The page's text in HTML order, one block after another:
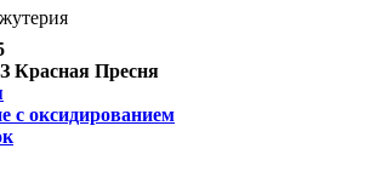
Пресня
с оксидированием